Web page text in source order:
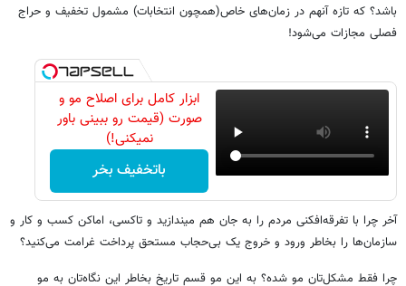
باشد؟ که تازه آنهم در زمان‌های خاص(همچون انتخابات) مشمول تخفیف و حراج
فصلی مجازات می‌شود!
ابزار کامل برای اصلاح مو و
صورت (قیمت رو ببینی باور
نمیکنی!)
باتخفیف بخر
آخر چرا با تفرقه‌افکنی مردم را به جان هم میندازید و تاکسی، اماکن کسب و کار و
سازمان‌ها را بخاطر ورود و خروج یک بی‌حجاب مستحق پرداخت غرامت می‌کنید؟
چرا فقط مشکل‌تان مو شده؟ به این مو قسم تاریخ بخاطر این نگاه‌تان به مو